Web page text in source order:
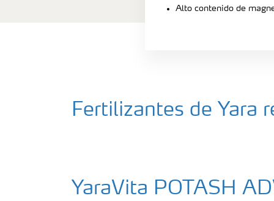
Alto contenido de
Fertilizantes de Yara
YaraVita POTASH